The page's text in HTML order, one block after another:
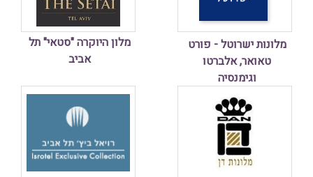
מלון היוקרה "סטאי" תל
אביב
מלונות ישרוטל - פורט
טאואר, אלברטו
וגימנסיה